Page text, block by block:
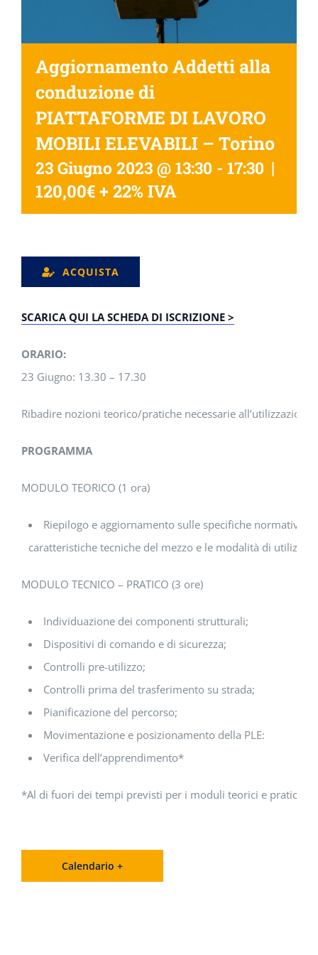
Aggiornamento Addetti alla
conduzione di
PIATTAFORME DI LAVORO
MOBILI ELEVABILI – Torino
23 Giugno 2023 @ 13:30 - 17:30 |
120,00€ + 22% IVA
ACQUISTA
SCARICA QUI LA SCHEDA DI ISCRIZIONE >
ORARIO:
23 Giugno: 13.30 – 17.30
Ribadire nozioni teorico/pratiche necessarie
PROGRAMMA
MODULO TEORICO (1 ora)
Riepilogo e aggiornamento sulle specifiche normative
caratteristiche tecniche del mezzo e le modalità di utilizzo
MODULO TECNICO – PRATICO (3 ore)
Individuazione dei componenti strutturali;
Dispositivi di comando e di sicurezza;
Controlli pre-utilizzo;
Controlli prima del trasferimento su strada;
Pianificazione del percorso;
Movimentazione e posizionamento della PLE:
Verifica dell’apprendimento*
*Al di fuori dei tempi previsti per i moduli teorici e pratici.
Calendario +